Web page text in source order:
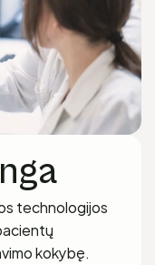
technologijos
kokybę.